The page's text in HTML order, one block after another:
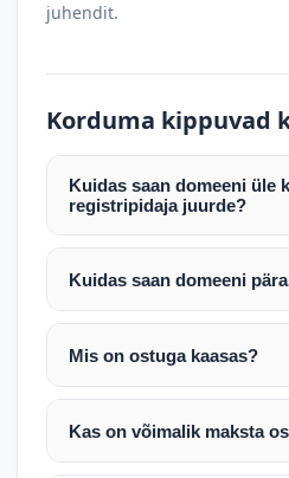
juhendit.
Korduma kippuvad
Kuidas saan domeeni üle
registripidaja juurde?
Pärast makse laekumist
AUTH (EPP) koodi. Selle
Domeeni ülekandmine
tööpäeva. Täpsemad
posti teel pärast tehingu
Kuidas saan domeeni
Pärast ostu vormistamist
Maksekinnituse järel
enda valitud registripidaja
Mis on ostuga kaasas?
Ostuga kaasas on
Veebimajutust ja e-posti
Kas on võimalik maksta